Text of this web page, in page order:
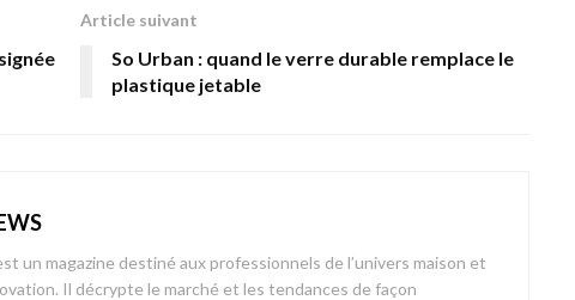
Article suivant
So Urban : quand le verre durable remplace le
plastique jetable
un magazine destiné aux professionnels de l’univers maison et
Il décrypte le marché et les tendances de façon